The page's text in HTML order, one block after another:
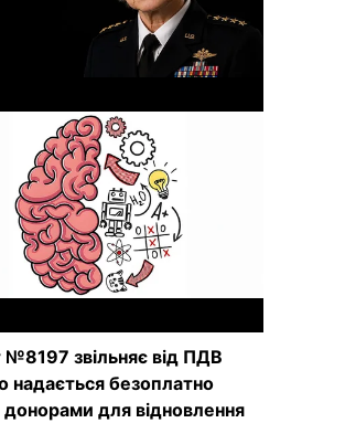
звільняє від ПДВ
надається безоплатно
для відновлення